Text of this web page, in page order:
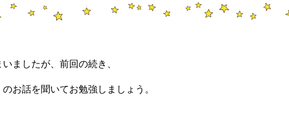
ましたが、前回の続き、
のお話を聞いてお勉強しましょう。